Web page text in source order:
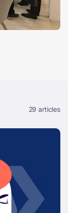
29 articles